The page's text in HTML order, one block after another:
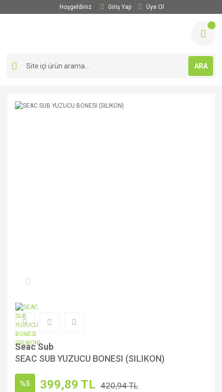
Hoşgeldiniz Giriş Yap Üye Ol
ARA
Seac Sub
SEAC SUB YUZUCU BONESI (SILIKON)
%5 399,89 TL 420,94 TL